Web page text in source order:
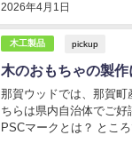
2026年4月1日
木工製品 pickup
木のおもちゃの製
那賀ウッドでは、那賀町
ちらは県内自治体でご
PSCマークとは？ とこ